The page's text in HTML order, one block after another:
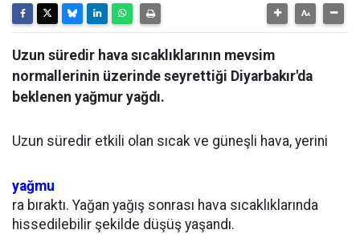
Uzun süredir hava sıcaklıklarının mevsim
normallerinin üzerinde seyrettiği Diyarbakır'da
beklenen yağmur yağdı.
Uzun süredir etkili olan sıcak ve güneşli hava, yerini
yağmu
ra bıraktı. Yağan yağış sonrası hava sıcaklıklarında
hissedilebilir şekilde düşüş yaşandı.